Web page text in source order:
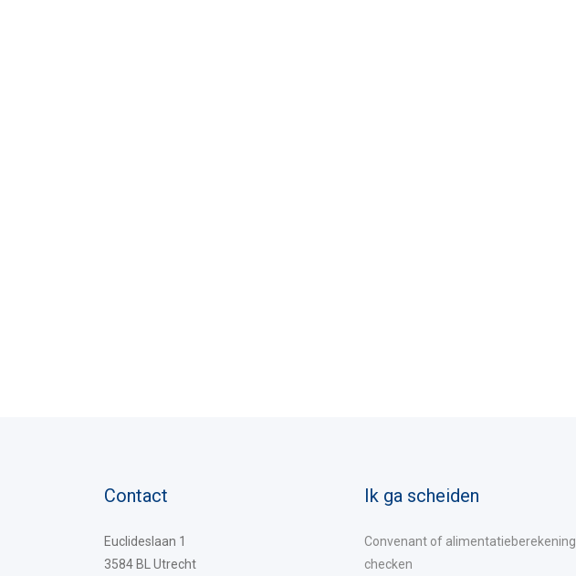
Contact
Euclideslaan 1
3584 BL Utrecht
Ik ga scheiden
Convenant of alimentatieberekening
checken